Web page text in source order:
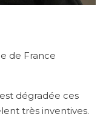
de France
dégradée ces
très inventives.